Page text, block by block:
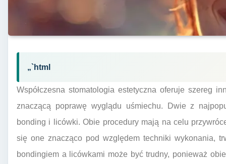
„`html
Współczesna stomatologia estetyczna oferuje szereg
znaczącą poprawę wyglądu uśmiechu. Dwie z
bonding i licówki. Obie procedury mają na celu
się one znacząco pod względem techniki wykonania,
bondingiem a licówkami może być trudny, ponieważ